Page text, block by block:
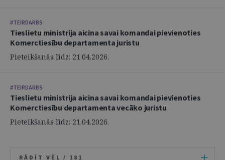
#TEIRDARBS
Tieslietu ministrija aicina savai komandai pievienoties
Komerctiesību departamenta juristu
Pieteikšanās līdz: 21.04.2026.
#TEIRDARBS
Tieslietu ministrija aicina savai komandai pievienoties
Komerctiesību departamenta vecāko juristu
Pieteikšanās līdz: 21.04.2026.
RĀDĪT VĒL / 181